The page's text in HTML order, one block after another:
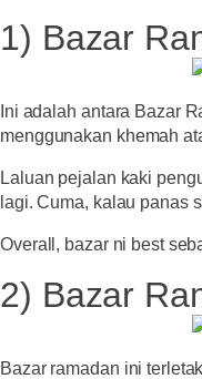
1) Bazar
Ini adalah antara Bazar
menggunakan khemah
Laluan pejalan kaki
lagi. Cuma, kalau panas
Overall, bazar ni best
2) Bazar
Bazar ramadan ini